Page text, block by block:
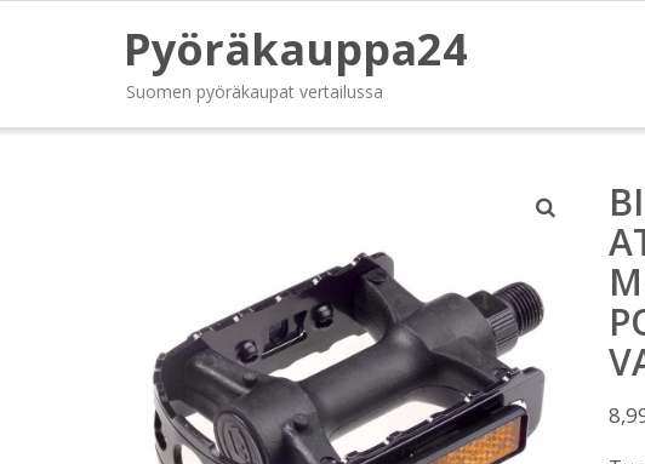
Pyöräkauppa24
Suomen pyöräkaupat vertailussa